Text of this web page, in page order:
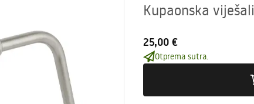
Kupaonska
25,00 €
Otprema sutra.